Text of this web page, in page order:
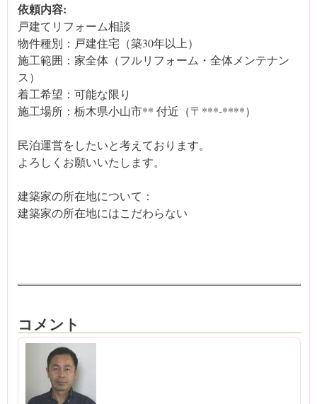
依頼内容:
戸建てリフォーム相談
物件種別：戸建住宅（築30年以上）
施工範囲：家全体（フルリフォーム・全体メンテナン
ス）
着工希望：可能な限り
施工場所：栃木県小山市** 付近（〒***-****）
民泊運営をしたいと考えております。
よろしくお願いいたします。
建築家の所在地について：
建築家の所在地にはこだわらない
コメント